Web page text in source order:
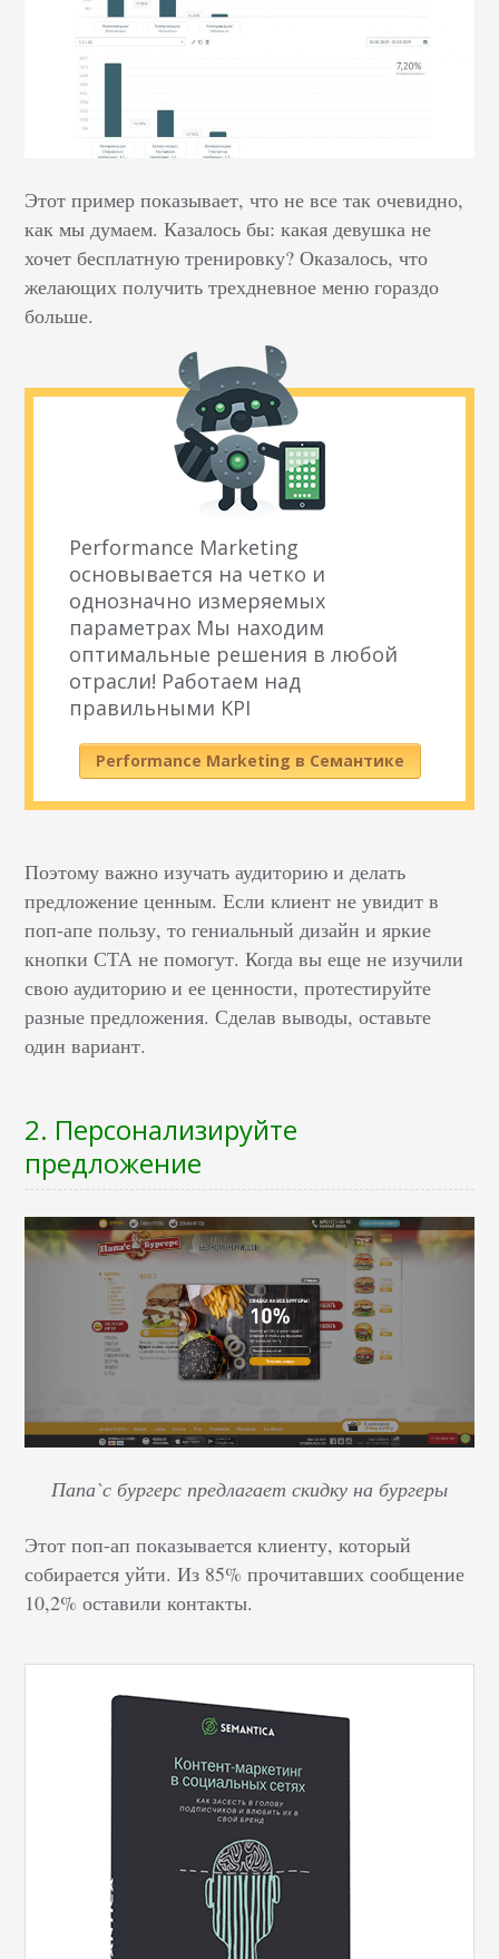
Этот пример показывает, что не все так очевидно,
как мы думаем. Казалось бы: какая девушка не
хочет бесплатную тренировку? Оказалось, что
желающих получить трехдневное меню гораздо
больше.
Performance Marketing
основывается на четко и
однозначно измеряемых
параметрах Мы находим
оптимальные решения в любой
отрасли! Работаем над
правильными KPI
Performance Marketing в Семантике
Поэтому важно изучать аудиторию и делать
предложение ценным. Если клиент не увидит в
поп-апе пользу, то гениальный дизайн и яркие
кнопки СТА не помогут. Когда вы еще не изучили
свою аудиторию и ее ценности, протестируйте
разные предложения. Сделав выводы, оставьте
один вариант.
2. Персонализируйте
предложение
Папа`с бургерс предлагает скидку на бургеры
Этот поп-ап показывается клиенту, который
собирается уйти. Из 85% прочитавших сообщение
10,2% оставили контакты.